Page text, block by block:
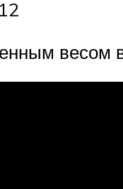
весом